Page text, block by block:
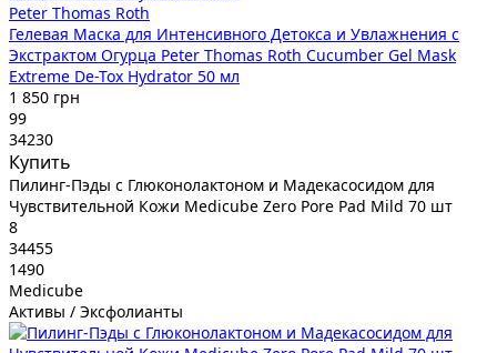
Peter Thomas Roth
Гелевая Маска для Интенсивного Детокса и Увлажнения с
Экстрактом Огурца Peter Thomas Roth Cucumber Gel Mask
Extreme De-Tox Hydrator 50 мл
1 850 грн
99
34230
Купить
Пилинг-Пэды с Глюконолактоном и Мадекасосидом для
Чувствительной Кожи Medicube Zero Pore Pad Mild 70 шт
8
34455
1490
Medicube
Активы / Эксфолианты